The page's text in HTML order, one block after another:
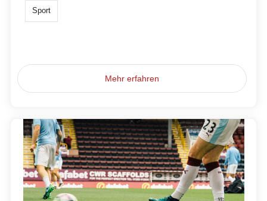
Sport
Mehr erfahren